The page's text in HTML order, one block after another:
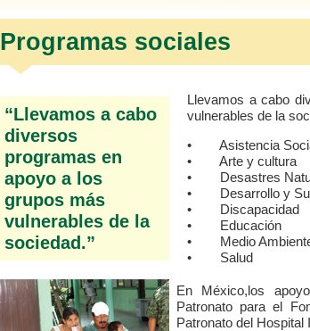
Programas sociales
“Llevamos a cabo
diversos
programas en
apoyo a los
grupos más
vulnerables de la
sociedad.”
Llevamos a cabo
vulnerables de la
• Asistencia
• Arte y cultura
• Desastres
• Desarrollo y
• Discapacidad
• Educación
• Medio
• Salud
En México,los
Patronato para el
Patronato del